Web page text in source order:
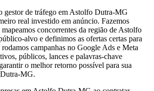
gestor de tráfego em Astolfo Dutra-MG
real investido em anúncio. Fazemos
concorrentes da região de Astolfo
alvo e definimos as ofertas certas para
campanhas no Google Ads e Meta
públicos, lances e palavras-chave
o melhor retorno possível para sua
MG.